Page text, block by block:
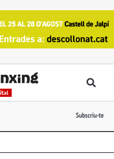
Subscriu-te